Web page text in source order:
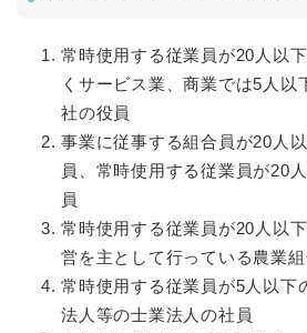
常時使用する従業員が20人以
くサービス業、商業では5人以
社の役員
事業に従事する組合員が20人
員、常時使用する従業員が20
員
常時使用する従業員が20人以
営を主として行っている農業
常時使用する従業員が5人以下
法人等の士業法人の社員